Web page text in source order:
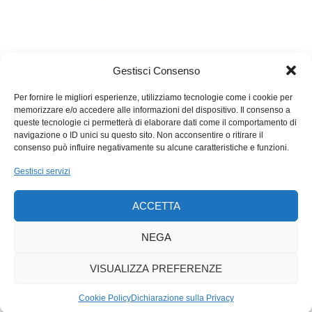
Gestisci Consenso
Per fornire le migliori esperienze, utilizziamo tecnologie come i cookie per
memorizzare e/o accedere alle informazioni del dispositivo. Il consenso a
queste tecnologie ci permetterà di elaborare dati come il comportamento di
navigazione o ID unici su questo sito. Non acconsentire o ritirare il
consenso può influire negativamente su alcune caratteristiche e funzioni.
Gestisci servizi
ACCETTA
NEGA
VISUALIZZA PREFERENZE
Cookie PolicyDichiarazione sulla Privacy
Il nostro partner sul posto li associa regolarmente a progetti di
formazione, che consistono, ad esempio, nel selezionare le
sementi per migliorare la qualità del riso anno dopo anno
oppure nel provare metodi di semina differenti allo scopo di
imparano anche a ridurre le loro emissioni di CO2. Un aspetto
che va molto aldilà degli standard bio.